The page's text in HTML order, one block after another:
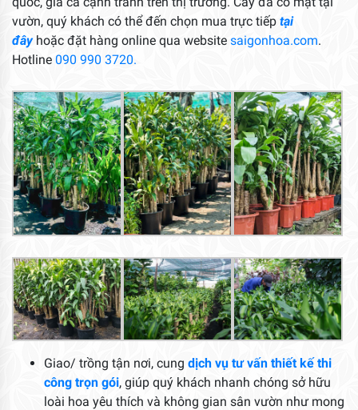
vườn, quý khách có thể đến chọn mua trực tiếp tại
đâyhoặc đặt hàng online qua website saigonhoa.com.
Hotline 090 990 3720.
Giao/ trồng tận nơi, cung dịch vụ tư vấn thiết kế thi
công trọn gói, giúp quý khách nhanh chóng sở hữu
loài hoa yêu thích và không gian sân vườn như mong